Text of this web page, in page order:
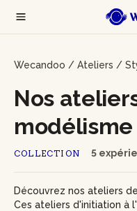
Wecandoo / Ateliers /
COLLECTION 5
Nos
Découvrez nos ateliers
Ces ateliers d'initiation à